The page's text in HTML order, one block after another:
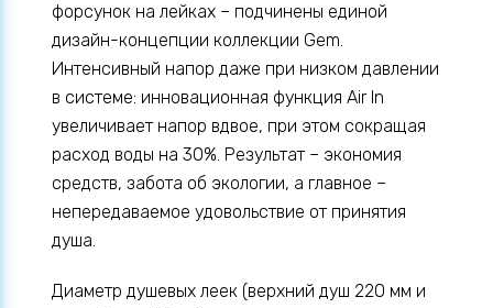
форсунок на лейках – подчинены единой
дизайн-концепции коллекции Gem.
Интенсивный напор даже при низком давлении
в системе: инновационная функция Air In
увеличивает напор вдвое, при этом сокращая
расход воды на 30%. Результат – экономия
средств, забота об экологии, а главное –
непередаваемое удовольствие от принятия
душа.
Диаметр душевых леек (верхний душ 220 мм и